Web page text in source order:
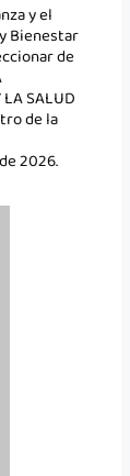
y el
Bienestar
de
SALUD
de la
2026.